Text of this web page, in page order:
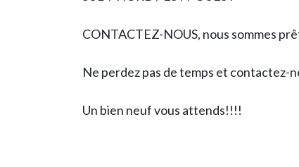
CONTACTEZ-NOUS, nous sommes
Ne perdez pas de temps et contactez-
Un bien neuf vous attends!!!!